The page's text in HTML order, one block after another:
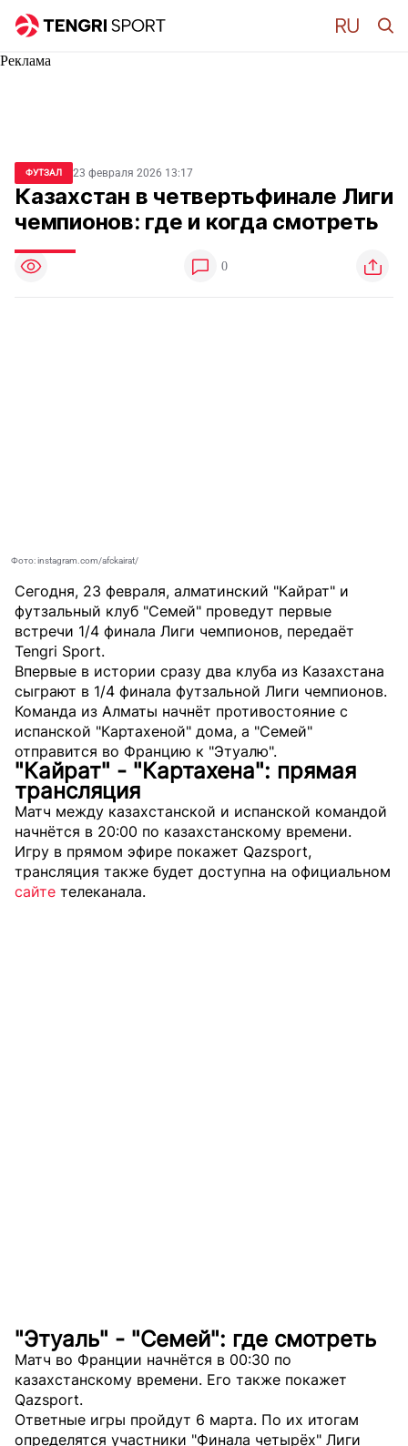
Реклама
ФУТЗАЛ 23 февраля 2026 13:17
Казахстан в четвертьфинале Лиги
чемпионов: где и когда смотреть
0
Фото: instagram.com/afckairat/
Сегодня, 23 февраля, алматинский "Кайрат" и
футзальный клуб "Семей" проведут первые
встречи 1/4 финала Лиги чемпионов, передаёт
Tengri Sport.
Впервые в истории сразу два клуба из Казахстана
сыграют в 1/4 финала футзальной Лиги чемпионов.
Команда из Алматы начнёт противостояние с
испанской "Картахеной" дома, а "Семей"
отправится во Францию к "Этуалю".
"Кайрат" - "Картахена": прямая
трансляция
Матч между казахстанской и испанской командой
начнётся в 20:00 по казахстанскому времени.
Игру в прямом эфире покажет Qazsport,
трансляция также будет доступна на официальном
сайте телеканала.
"Этуаль" - "Семей": где смотреть
Матч во Франции начнётся в 00:30 по
казахстанскому времени. Его также покажет
Qazsport.
Ответные игры пройдут 6 марта. По их итогам
определятся участники "Финала четырёх" Лиги